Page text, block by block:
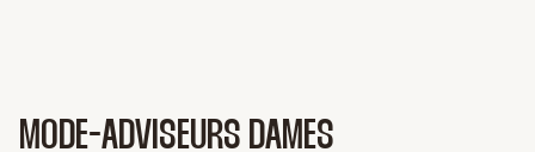
MODE-ADVISEURS DAMES